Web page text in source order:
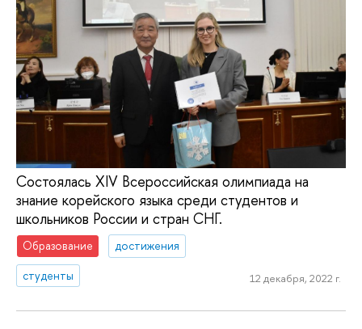
Состоялась XIV Всероссийская олимпиада на
знание корейского языка среди студентов и
школьников России и стран СНГ.
Образование
достижения
студенты
12 декабря, 2022 г.